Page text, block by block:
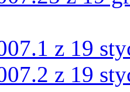
z 19
z 19